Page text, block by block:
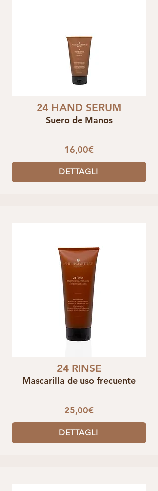
24 HAND SERUM
Suero de Manos
16,00€
DETTAGLI
24 RINSE
Mascarilla de uso frecuente
25,00€
DETTAGLI